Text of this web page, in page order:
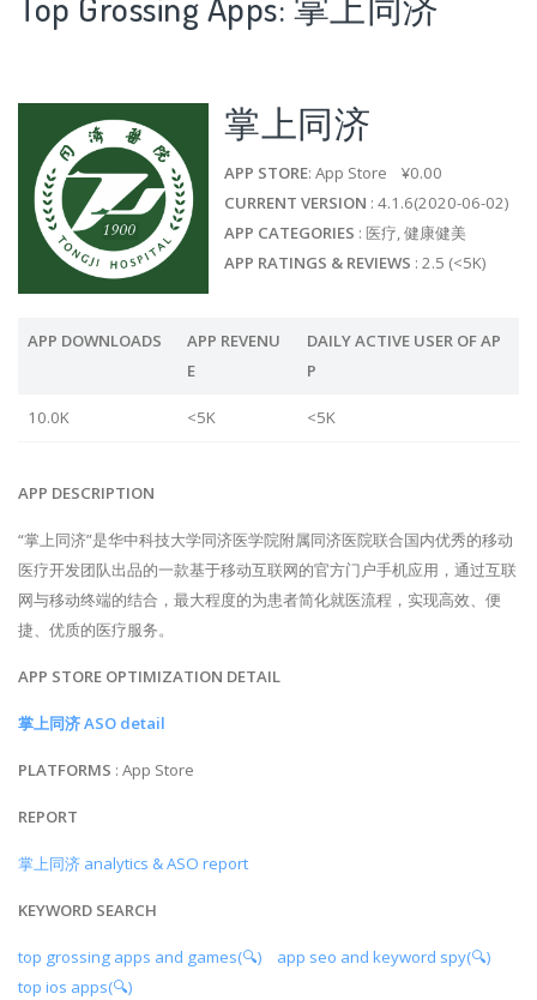
掌上同济
APP STORE: App Store ¥0.00
CURRENT VERSION : 4.1.6(2020-06-02)
APP CATEGORIES : 医疗, 健康健美
APP RATINGS & REVIEWS : 2.5 (<5K)
APP DOWNLOADS
APP REVENU
E
DAILY ACTIVE USER OF AP
P
10.0K <5K <5K
APP DESCRIPTION
“掌上同济”是华中科技大学同济医学院附属同济医院联合国内优秀的移动
医疗开发团队出品的一款基于移动互联网的官方门户手机应用，通过互联
网与移动终端的结合，最大程度的为患者简化就医流程，实现高效、便
捷、优质的医疗服务。
APP STORE OPTIMIZATION DETAIL
掌上同济 ASO detail
PLATFORMS : App Store
REPORT
掌上同济 analytics & ASO report
KEYWORD SEARCH
top grossing apps and games(🔍)
app seo and keyword spy(🔍)
top ios apps(🔍)